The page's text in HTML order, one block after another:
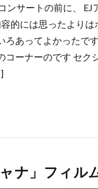
サートの前に、 EJ
的には思ったより
あってよかったで
ーナーのです セク
ナ」フィル